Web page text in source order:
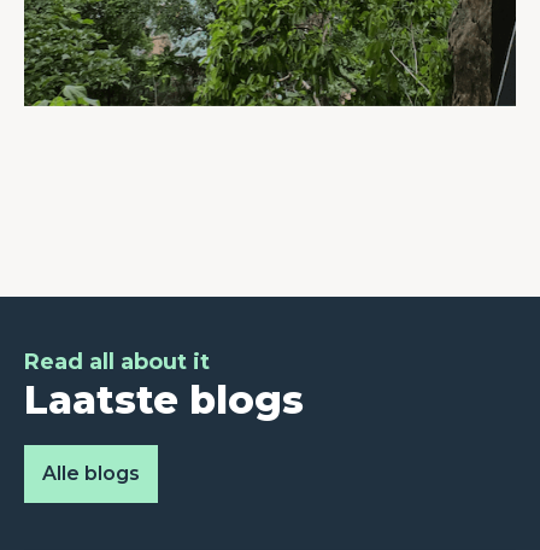
Read all about it
Laatste blogs
Alle blogs